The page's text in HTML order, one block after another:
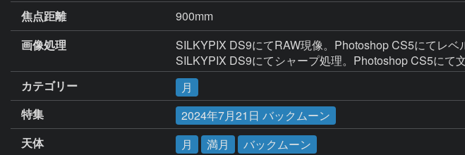
焦点距離
900mm
画像処理
SILKYPIX DS9にてRAW現像。Photoshop CS5にてレベ
SILKYPIX DS9にてシャープ処理。Photoshop CS5にて
カテゴリー
月
特集
2024年7月21日 バックムーン
天体
月 満月 バックムーン